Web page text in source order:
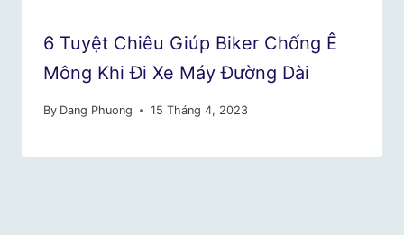
6 Tuyệt Chiêu Giúp Biker Chống Ê
Mông Khi Đi Xe Máy Đường Dài
By Dang Phuong 15 Tháng 4, 2023